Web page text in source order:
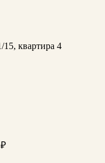
15, квартира 4